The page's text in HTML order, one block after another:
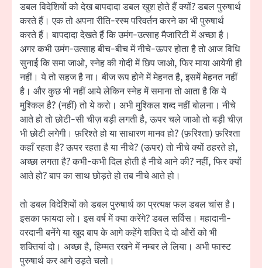
डबल विदेशियों को देख बापदादा डबल खुश होते हैं क्यों? डबल पुरुषार्थ
करते हैं। एक तो अपना रीति-रस्म परिवर्तन करने का भी पुरुषार्थ
करते हैं। बापदादा देखते हैं कि उमंग-उत्साह मैजारिटी में अच्छा है।
अगर कभी उमंग-उत्साह बीच-बीच में नीचे-ऊपर होता है तो आज विधि
सुनाई कि समा जाओ, स्नेह की गोदी में छिप जाओ, फिर माया आयेगी ही
नहीं। ये तो सहज है ना। बीज रूप होने में मेहनत है, इसमें मेहनत नहीं
है। और कुछ भी नहीं आये लेकिन स्नेह में समाना तो आता है कि ये
मुश्किल है? (नहीं) तो ये करो। अभी मुश्किल शब्द नहीं बोलना। नीचे
आते हो तो छोटी-सी चीज़ बड़ी लगती है, ऊपर चले जाओ तो बड़ी चीज़
भी छोटी लगेगी। फ़रिश्ते हो या साधारण मानव हो? (फ़रिश्ता) फ़रिश्ता
कहाँ रहता है? ऊपर रहता है या नीचे? (ऊपर) तो नीचे क्यों ठहरते हो,
अच्छा लगता है? कभी-कभी दिल होती है नीचे आने की? नहीं, फिर क्यों
आते हो? बाप का साथ छोड़ते हो तब नीचे आते हो।
तो डबल विदेशियों को डबल पुरुषार्थ का प्रत्यक्ष फल डबल चांस है।
इसका फायदा लो। इस वर्ष में क्या करेंगे? डबल सर्विस। महादानी-
वरदानी बनेंगे या खुद बाप के आगे कहेंगे शक्ति दे दो औरों को भी
शक्तियां दो। अच्छा है, हिम्मत रखने में नम्बर ले लिया। अभी फास्ट
पुरुषार्थ कर आगे उड़ते चलो।